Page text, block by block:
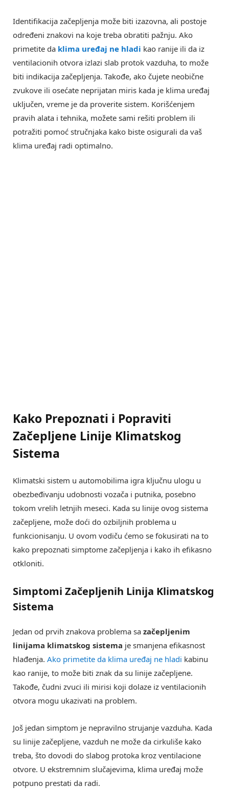
Identifikacija začepljenja može biti izazovna, ali postoje
određeni znakovi na koje treba obratiti pažnju. Ako
primetite da klima uređaj ne hladi kao ranije ili da iz
ventilacionih otvora izlazi slab protok vazduha, to može
biti indikacija začepljenja. Takođe, ako čujete neobične
zvukove ili osećate neprijatan miris kada je klima uređaj
uključen, vreme je da proverite sistem. Korišćenjem
pravih alata i tehnika, možete sami rešiti problem ili
potražiti pomoć stručnjaka kako biste osigurali da vaš
klima uređaj radi optimalno.
Kako Prepoznati i Popraviti
Začepljene Linije Klimatskog
Sistema
Klimatski sistem u automobilima igra ključnu ulogu u
obezbeđivanju udobnosti vozača i putnika, posebno
tokom vrelih letnjih meseci. Kada su linije ovog sistema
začepljene, može doći do ozbiljnih problema u
funkcionisanju. U ovom vodiču ćemo se fokusirati na to
kako prepoznati simptome začepljenja i kako ih efikasno
otkloniti.
Simptomi Začepljenih Linija Klimatskog
Sistema
Jedan od prvih znakova problema sa začepljenim
linijama klimatskog sistema je smanjena efikasnost
hlađenja. Ako primetite da klima uređaj ne hladi kabinu
kao ranije, to može biti znak da su linije začepljene.
Takođe, čudni zvuci ili mirisi koji dolaze iz ventilacionih
otvora mogu ukazivati na problem.
Još jedan simptom je nepravilno strujanje vazduha. Kada
su linije začepljene, vazduh ne može da cirkuliše kako
treba, što dovodi do slabog protoka kroz ventilacione
otvore. U ekstremnim slučajevima, klima uređaj može
potpuno prestati da radi.